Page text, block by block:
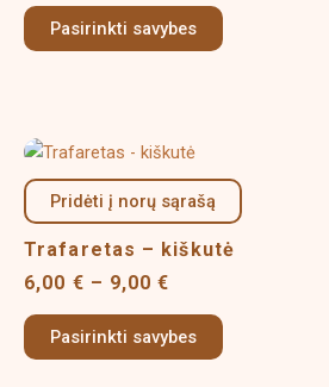
Pasirinkti savybes
options
may
product
page
Pridėti į norų sąrašą
Trafaretas – kiškutė
6,00 € – 9,00€
Price
6,00 €
through
9,00 €
Pasirinkti savybes
product
has
multiple
options
may